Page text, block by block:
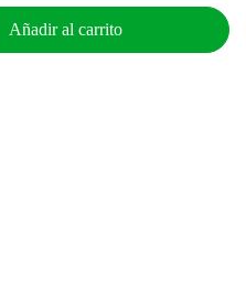
Añadir al carrito